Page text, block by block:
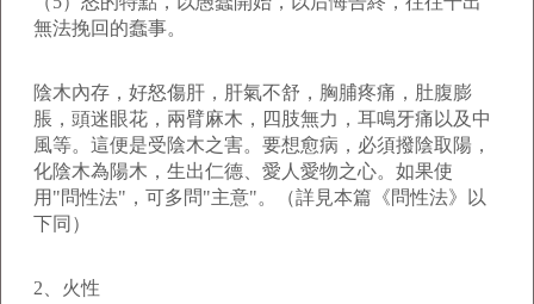
無法挽回的蠢事。
陰木內存，好怒傷肝，肝氣不舒，胸脯疼痛，肚腹膨
脹，頭迷眼花，兩臂麻木，四肢無力，耳鳴牙痛以及中
風等。這便是受陰木之害。要想愈病，必須撥陰取陽，
化陰木為陽木，生出仁德、愛人愛物之心。如果使
用"問性法"，可多問"主意"。（詳見本篇《問性法》以
下同）
2、火性